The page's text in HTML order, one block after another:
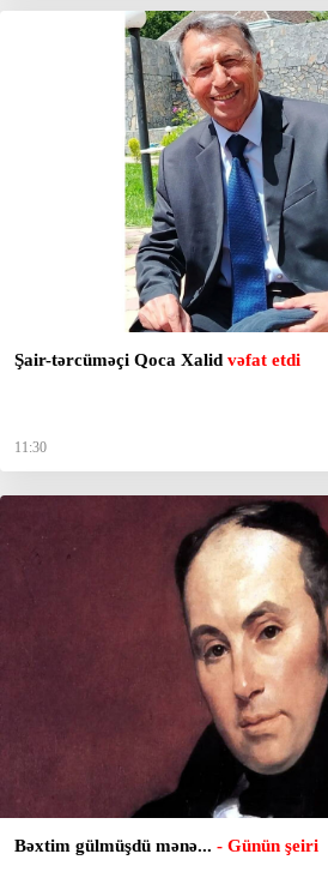
Şair-tərcüməçi Qoca Xalid vəfat etdi
11:30
Bəxtim gülmüşdü mənə... - Günün şeiri